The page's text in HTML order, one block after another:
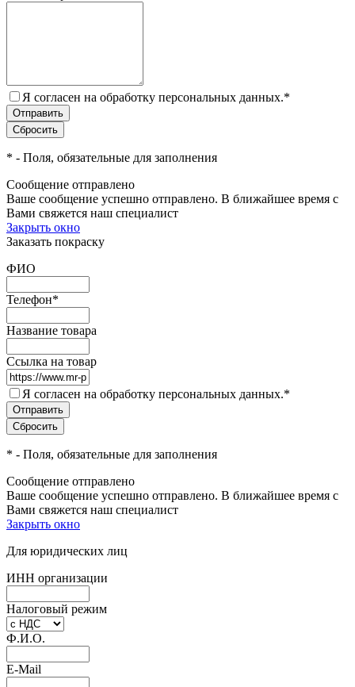
Я согласен на обработку персональных данных.*
* - Поля, обязательные для заполнения
Сообщение отправлено
Ваше сообщение успешно отправлено. В ближайшее время с
Вами свяжется наш специалист
Закрыть окно
Заказать покраску
ФИО
Телефон*
Название товара
Ссылка на товар
Я согласен на обработку персональных данных.*
* - Поля, обязательные для заполнения
Сообщение отправлено
Ваше сообщение успешно отправлено. В ближайшее время с
Вами свяжется наш специалист
Закрыть окно
Для юридических лиц
ИНН организации
Налоговый режим
Ф.И.О.
E-Mail